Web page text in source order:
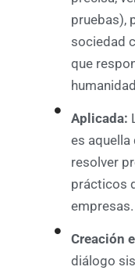
pruebas),
sociedad
que
Aplicada:
es
resolver
prácticos
empresas.
Creación
diálogo